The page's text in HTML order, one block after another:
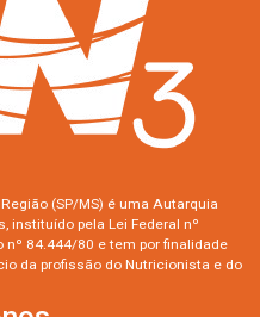
(SP/MS) é uma Autarquia
instituído pela Lei Federal nº
84.444/80 e tem por finalidade
da profissão do Nutricionista e do